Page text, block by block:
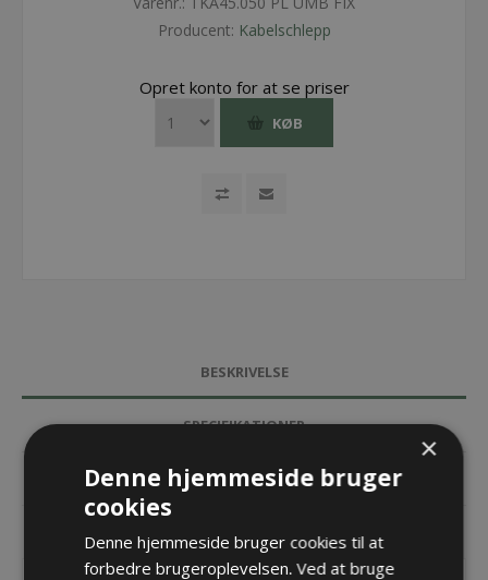
Producent: Kabelschlepp
Opret konto for at se priser
KØB
BESKRIVELSE
SPECIFIKATIONER
DOKUMENTER
KONTAKT OS
×
Denne hjemmeside bruger
cookies
Denne hjemmeside bruger cookies til at
forbedre brugeroplevelsen. Ved at bruge